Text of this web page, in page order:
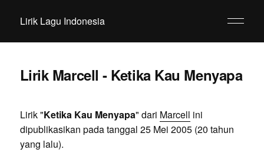
Lirik Lagu Indonesia
Lirik Marcell - Ketika Kau Menyapa
Lirik "Ketika Kau Menyapa" dari Marcell ini
dipublikasikan pada tanggal 25 Mei 2005 (20 tahun
yang lalu).